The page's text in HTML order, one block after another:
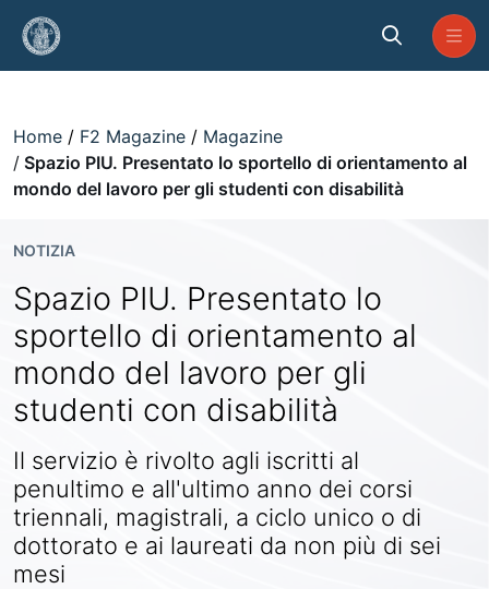
Skip to Main Content
Home F2 Magazine
Magazine
Spazio PIU. Presentato lo sportello di orientamento al
mondo del lavoro per gli studenti con disabilità
NOTIZIA
Spazio PIU. Presentato lo
sportello di orientamento al
mondo del lavoro per gli
studenti con disabilità
Il servizio è rivolto agli iscritti al
penultimo e all'ultimo anno dei corsi
triennali, magistrali, a ciclo unico o di
dottorato e ai laureati da non più di sei
mesi